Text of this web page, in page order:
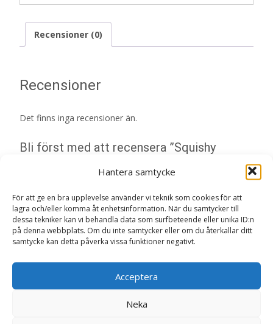
Hantera samtycke
För att ge en bra upplevelse använder vi teknik som cookies för att
lagra och/eller komma åt enhetsinformation. När du samtycker till
dessa tekniker kan vi behandla data som surfbeteende eller unika ID:n
på denna webbplats. Om du inte samtycker eller om du återkallar ditt
samtycke kan detta påverka vissa funktioner negativt.
Acceptera
Neka
Recensioner (0)
Recensioner
Det finns inga recensioner än.
Bli först med att recensera ”Squishy
Beanies Finsley (Haj) – TY Gosedjur Nallar
Din e-postadress kommer inte publiceras.
Obligatoriska fält
är märkta*
Ditt betyg*